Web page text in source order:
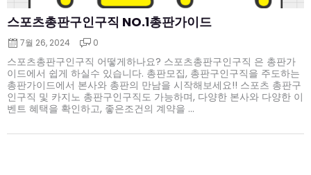
스포츠총판구인구직 NO.1총판가이드
7월 26, 2024 0
스포츠총판구인구직 어떻게하나요? 스포츠총판구인구직 은 총판가
이드에서 쉽게 하실수 있습니다. 총판모집, 총판구인구직을 주도하는
총판가이드에서 본사와 총판의 만남을 시작해보세요!! 스포츠 총판구
인구직 및 카지노 총판구인구직도 가능하며, 다양한 본사와 다양한 이
벤트 혜택을 확인하고, 좋은조건의 계약을 ...